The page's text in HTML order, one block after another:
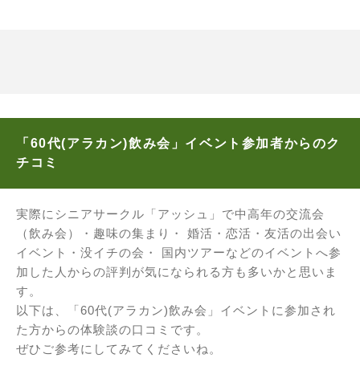
「60代(アラカン)飲み会」イベント参加者からのク
チコミ
実際にシニアサークル「アッシュ」で中高年の交流会
（飲み会）・趣味の集まり・ 婚活・恋活・友活の出会い
イベント・没イチの会・ 国内ツアーなどのイベントへ参
加した人からの評判が気になられる方も多いかと思いま
す。
以下は、「60代(アラカン)飲み会」イベントに参加され
た方からの体験談の口コミです。
ぜひご参考にしてみてくださいね。